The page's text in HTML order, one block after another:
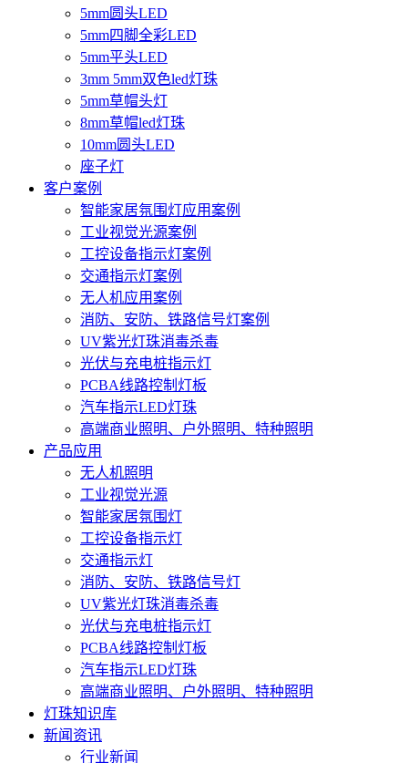
5mm圆头LED
5mm四脚全彩LED
5mm平头LED
3mm 5mm双色led灯珠
5mm草帽头灯
8mm草帽led灯珠
10mm圆头LED
座子灯
客户案例
智能家居氛围灯应用案例
工业视觉光源案例
工控设备指示灯案例
交通指示灯案例
无人机应用案例
消防、安防、铁路信号灯案例
UV紫光灯珠消毒杀毒
光伏与充电桩指示灯
PCBA线路控制灯板
汽车指示LED灯珠
高端商业照明、户外照明、特种照明
产品应用
无人机照明
工业视觉光源
智能家居氛围灯
工控设备指示灯
交通指示灯
消防、安防、铁路信号灯
UV紫光灯珠消毒杀毒
光伏与充电桩指示灯
PCBA线路控制灯板
汽车指示LED灯珠
高端商业照明、户外照明、特种照明
灯珠知识库
新闻资讯
行业新闻